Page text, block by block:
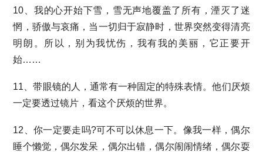
10、我的心开始下雪，雪无声地覆盖了所有，湮灭了迷
惘，骄傲与哀痛，当一切归于寂静时，世界突然变得清亮
明朗。所以，别为我忧伤，我有我的美丽，它正要开
始……
11、带眼镜的人，通常有一种固定的特殊表情。他们厌烦
一定要透过镜片，看这个厌烦的世界。
12、你一定要走吗?可不可以休息一下。像我一样，偶尔
睡个懒觉，偶尔发呆，偶尔出错，偶尔闹闹情绪，偶尔耍